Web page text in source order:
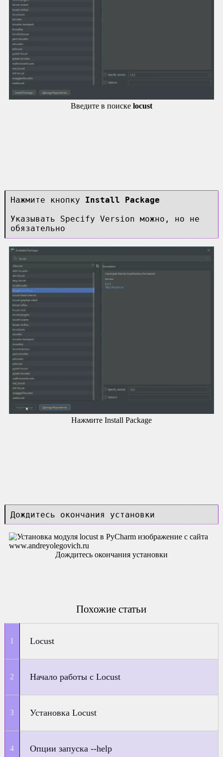
Введите в поиске locust
Нажмите кнопку Install Package
Указывать Specify Version можно, но не
обязательно
Нажмите Install Package
Дождитесь окончания установки
Дождитесь окончания установки
Похожие статьи
Locust
Начало работы с Locust
Установка Locust
Опции запуска --help